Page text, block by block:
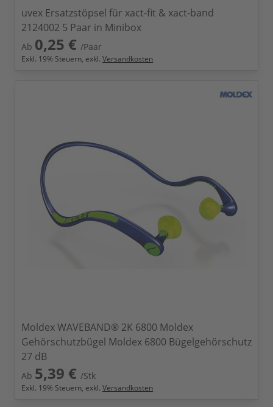
uvex Ersatzstöpsel für xact-fit & xact-band
2124002 5 Paar in Minibox
Ab 0,25 € /Paar
Exkl. 19% Steuern, exkl. Versandkosten
Moldex WAVEBAND® 2K 6800 Moldex
Gehörschutzbügel Moldex 6800 Bügelgehörschutz
27 dB
Ab 5,39 € /Stk
Exkl. 19% Steuern, exkl. Versandkosten